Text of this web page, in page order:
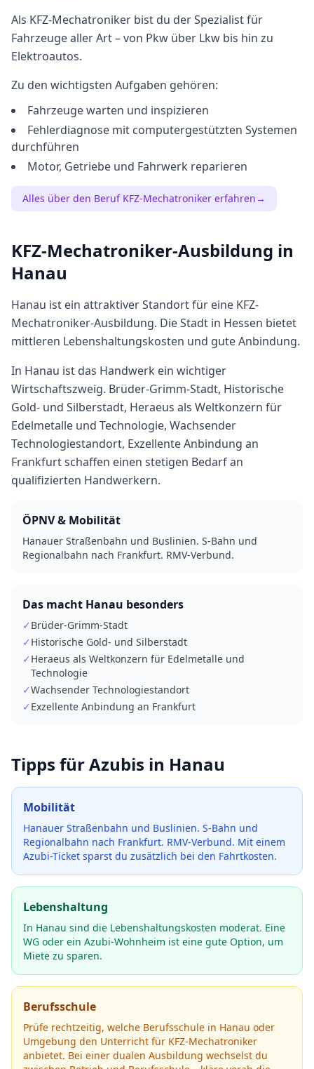
Als KFZ-Mechatroniker bist du der Spezialist für
Fahrzeuge aller Art – von Pkw über Lkw bis hin zu
Elektroautos.
Zu den wichtigsten Aufgaben gehören:
Fahrzeuge warten und inspizieren
Fehlerdiagnose mit computergestützten Systemen
durchführen
Motor, Getriebe und Fahrwerk reparieren
Alles über den Beruf KFZ-Mechatroniker erfahren→
KFZ-Mechatroniker-Ausbildung in
Hanau
Hanau ist ein attraktiver Standort für eine KFZ-
Mechatroniker-Ausbildung. Die Stadt in Hessen bietet
mittleren Lebenshaltungskosten und gute Anbindung.
In Hanau ist das Handwerk ein wichtiger
Wirtschaftszweig. Brüder-Grimm-Stadt, Historische
Gold- und Silberstadt, Heraeus als Weltkonzern für
Edelmetalle und Technologie, Wachsender
Technologiestandort, Exzellente Anbindung an
Frankfurt schaffen einen stetigen Bedarf an
qualifizierten Handwerkern.
ÖPNV & Mobilität
Hanauer Straßenbahn und Buslinien. S-Bahn und
Regionalbahn nach Frankfurt. RMV-Verbund.
Das macht Hanau besonders
✓ Brüder-Grimm-Stadt
✓ Historische Gold- und Silberstadt
✓ Heraeus als Weltkonzern für Edelmetalle und
Technologie
✓Wachsender Technologiestandort
✓ Exzellente Anbindung an Frankfurt
Tipps für Azubis in Hanau
Mobilität
Hanauer Straßenbahn und Buslinien. S-Bahn und
Regionalbahn nach Frankfurt. RMV-Verbund. Mit einem
Azubi-Ticket sparst du zusätzlich bei den Fahrtkosten.
Lebenshaltung
In Hanau sind die Lebenshaltungskosten moderat. Eine
WG oder ein Azubi-Wohnheim ist eine gute Option, um
Miete zu sparen.
Berufsschule
Prüfe rechtzeitig, welche Berufsschule in Hanau oder
Umgebung den Unterricht für KFZ-Mechatroniker
anbietet. Bei einer dualen Ausbildung wechselst du